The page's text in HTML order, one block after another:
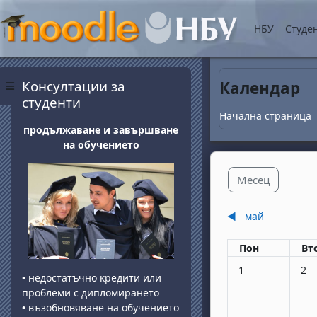
Прескочи на
Страничен панел
НБУ
Календар
Начална страница
Месец
◀︎ май
Понеделник
Пон
Няма събития,
1 2
Блокове
Консултации за
студенти
продължаване и завършване
на обучението
• недостатъчно кредити или
проблеми с дипломирането
• възобновяване на обучението